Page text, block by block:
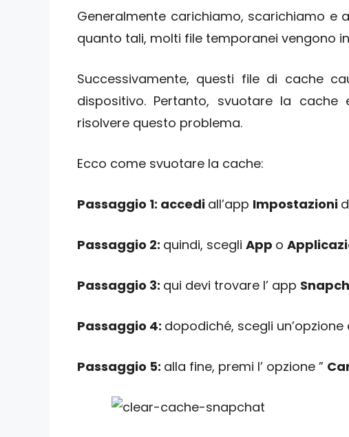
Generalmente carichiamo, scarichiamo e
quanto tali, molti file temporanei vengono
Successivamente, questi file di cache
dispositivo. Pertanto, svuotare la
risolvere questo problema.
Ecco come svuotare la cache:
Passaggio 1: accedi all’app Impostazioni
Passaggio 2: quindi, scegli App o
Passaggio 3: qui devi trovare l’ app
Passaggio 4: dopodiché, scegli un’opzione
Passaggio 5: alla fine, premi l’ opzione ”